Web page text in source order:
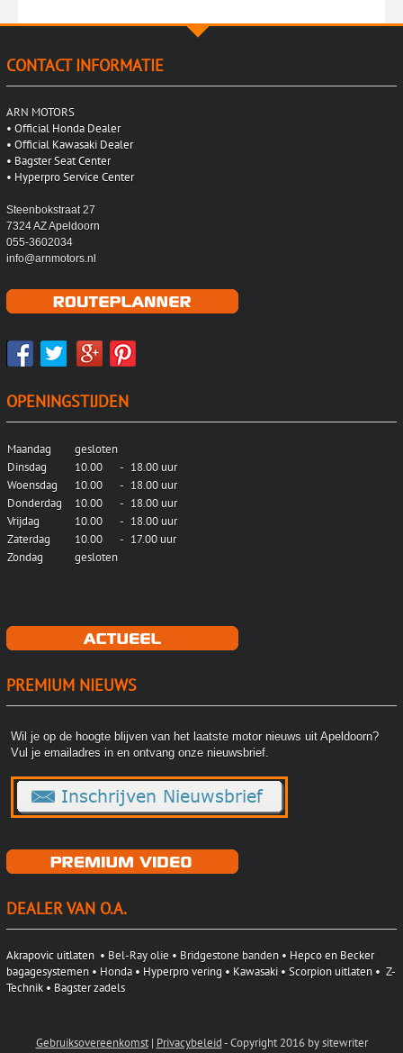
CONTACT INFORMATIE
ARN MOTORS
• Official Honda Dealer
• Official Kawasaki Dealer
• Bagster Seat Center
• Hyperpro Service Center
Steenbokstraat 27
7324 AZ Apeldoorn
055-3602034
info@arnmotors.nl
OPENINGSTIJDEN
Maandag
gesloten
Dinsdag
10.00 - 18.00 uur
Woensdag
10.00 - 18.00 uur
Donderdag
10.00 - 18.00 uur
Vrijdag
10.00 - 18.00 uur
Zaterdag
10.00 - 17.00 uur
Zondag
gesloten
PREMIUM NIEUWS
Wil je op de hoogte blijven van het laatste motor nieuws uit Apeldoorn?
Vul je emailadres in en ontvang onze nieuwsbrief.
DEALER VAN O.A.
Akrapovic uitlaten• Bel-Ray olie • Bridgestone banden • Hepco en Becker
bagagesystemen• Honda• Hyperpro vering • Kawasaki• Scorpion uitlaten• Z-
Technik• Bagster zadels
Gebruiksovereenkomst| Privacybeleid-Copyright 2016 by sitewriter